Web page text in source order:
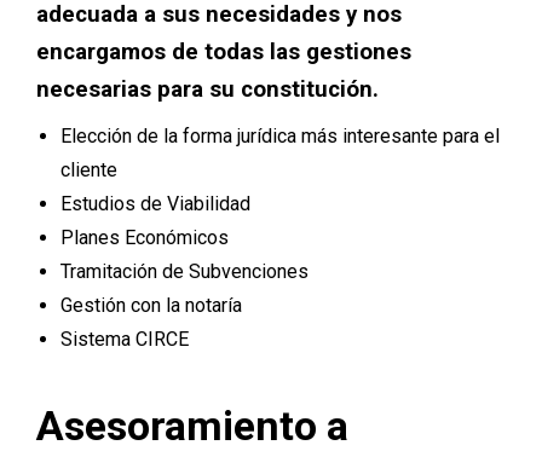
adecuada a sus necesidades y nos
encargamos de todas las gestiones
necesarias para su constitución.
Elección de la forma jurídica más interesante para el
cliente
Estudios de Viabilidad
Planes Económicos
Tramitación de Subvenciones
Gestión con la notaría
Sistema CIRCE
Asesoramiento a